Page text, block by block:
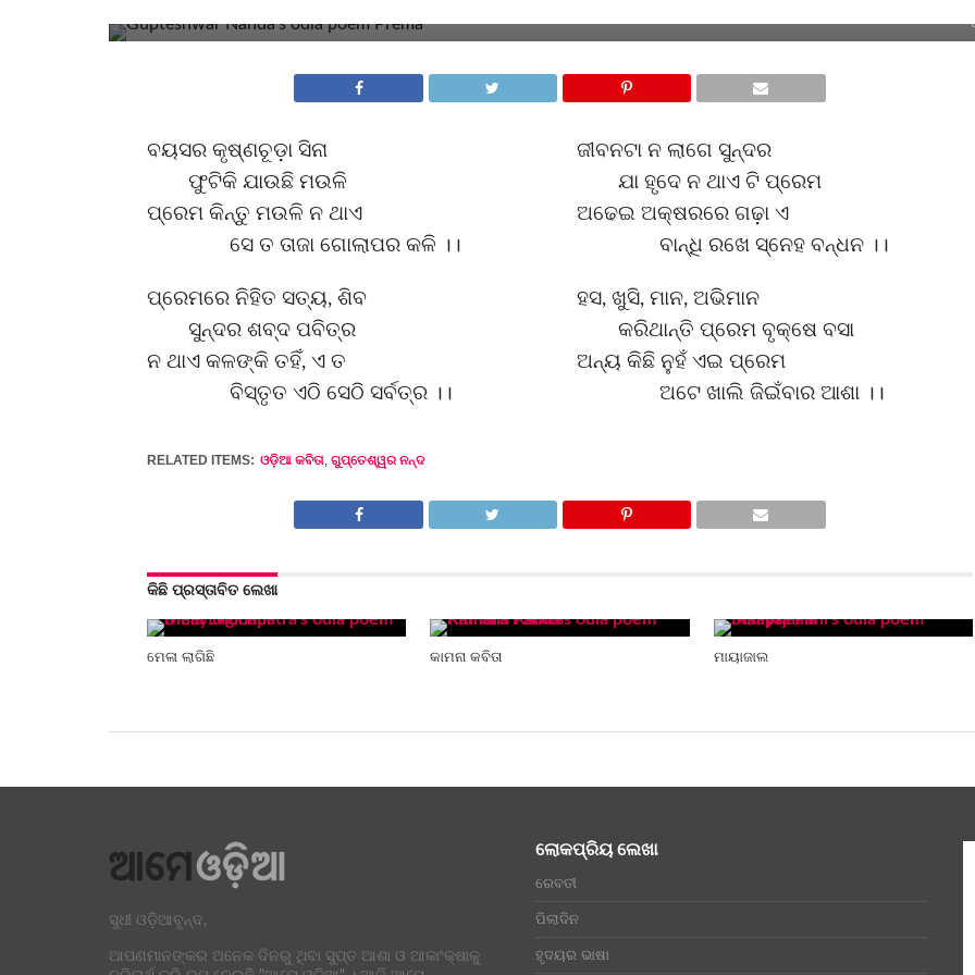
ବୟସର କୃଷ୍ଣଚୂଡ଼ା ସିନା
ଫୁଟିକି ଯାଉଛି ମଉଳି
ପ୍ରେମ କିନ୍ତୁ ମଉଳି ନ ଥାଏ
ସେ ତ ତାଜା ଗୋଲାପର କଳି ।।
ପ୍ରେମରେ ନିହିତ ସତ୍ୟ, ଶିବ
ସୁନ୍ଦର ଶବ୍ଦ ପବିତ୍ର
ନ ଥାଏ କଳଙ୍କି ତହିଁ, ଏ ତ
ବିସ୍ତୃତ ଏଠି ସେଠି ସର୍ବତ୍ର ।।
ଜୀବନଟା ନ ଲାଗେ ସୁନ୍ଦର
ଯା ହୃଦେ ନ ଥାଏ ଟି ପ୍ରେମ
ଅଢେଇ ଅକ୍ଷରରେ ଗଢ଼ା ଏ
ବାନ୍ଧି ରଖେ ସ୍ନେହ ବନ୍ଧନ ।।
ହସ, ଖୁସି, ମାନ, ଅଭିମାନ
କରିଥାନ୍ତି ପ୍ରେମ ବୃକ୍ଷେ ବସା
ଅନ୍ୟ କିଛି ନୁହଁ ଏଇ ପ୍ରେମ
ଅଟେ ଖାଲି ଜିଇଁବାର ଆଶା ।।
RELATED ITEMS: ଓଡ଼ିଆ କବିତା, ଗୁପ୍ତେଶ୍ୱର ନନ୍ଦ
କିଛି ପ୍ରସ୍ତାବିତ ଲେଖା
ମେଳା ଲାଗିଛି କାମନା କବିତା ମାୟାଜାଲ
ସୁଧୀ ଓଡ଼ିଆବୃନ୍ଦ,
ଆପଣମାନଙ୍କର ଅନେକ ଦିନରୁ ଥିବା ସୁପ୍ତ ଆଶା ଓ ଆକାଂକ୍ଷାକୁ
ଲୋକପ୍ରିୟ ଲେଖା
ରେବତୀ
ପିଲାଦିନ
ହୃଦୟର ଭାଷା